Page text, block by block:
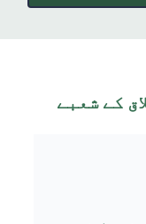
کے شعبے